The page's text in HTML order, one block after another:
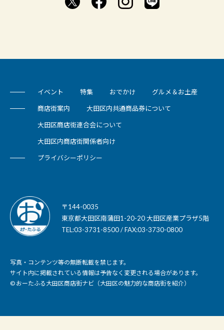
イベント 特集 おでかけ グルメ＆お土産
商店街案内 大田区内共通商品券について
大田区商店街連合会について
大田区内商店街関係者向け
プライバシーポリシー
〒144-0035
東京都大田区南蒲田1-20-20 大田区産業プラザ5階
TEL:03-3731-8500 / FAX:03-3730-0800
写真・コンテンツ等の無断転載を禁じます。
サイト内に掲載されている情報は予告なく変更される場合があります。
© おーたふる大田区商店街ナビ（大田区の魅力的な商店街を紹介）